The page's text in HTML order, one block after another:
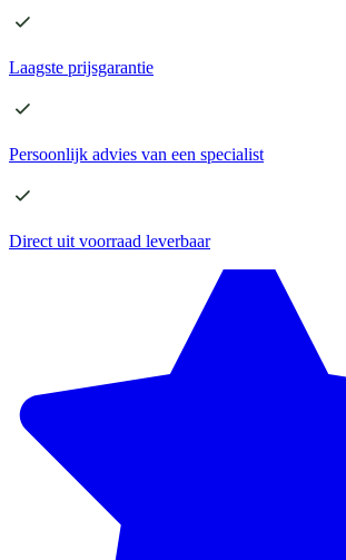
Laagste prijsgarantie
Persoonlijk advies van een specialist
Direct uit voorraad leverbaar